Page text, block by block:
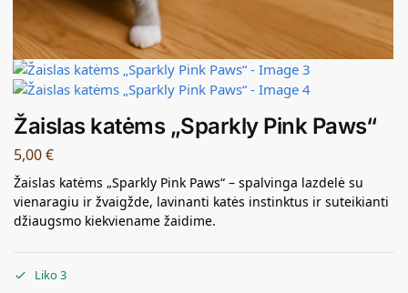
Žaislas katėms „Sparkly Pink Paws“
5,00€
Žaislas katėms „Sparkly Pink Paws“ – spalvinga lazdelė su
vienaragiu ir žvaigžde, lavinanti katės instinktus ir suteikianti
džiaugsmo kiekviename žaidime.
Liko 3